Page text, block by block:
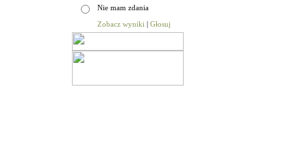
Nie mam zdania
Zobacz wyniki Głosuj